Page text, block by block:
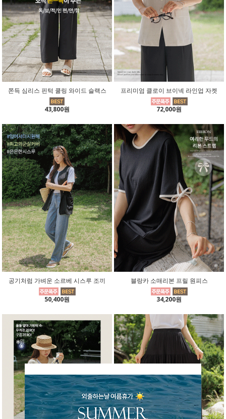
쫀득 심리스 핀턱 쿨링 와이드 슬랙스
43,800원
프리미엄 클로이 브이넥 라인업 자켓
72,000원
공기처럼 가벼운 소르베 시스루 조끼
50,400원
블랑카 소매리본 프릴 원피스
34,200원